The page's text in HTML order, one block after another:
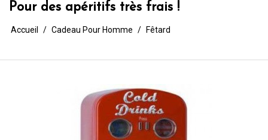
Pour des apéritifs très frais !
Accueil Cadeau Pour Homme Fêtard